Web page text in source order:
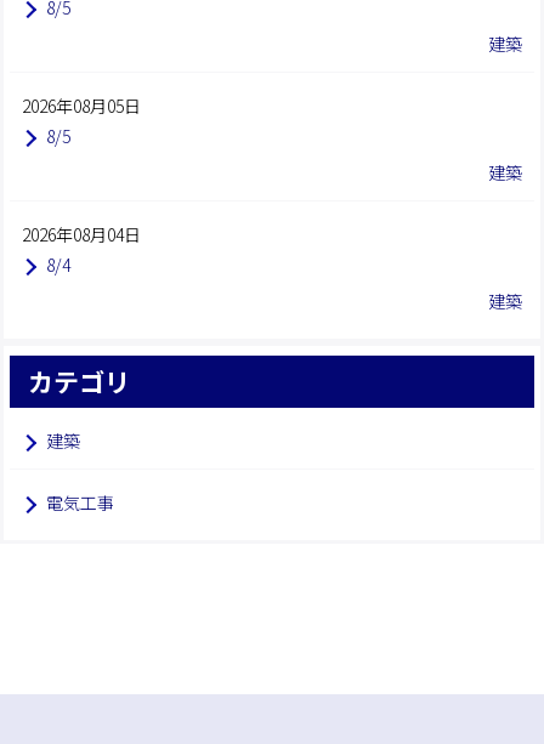
8/5
建築
2026年08月05日
8/5
建築
2026年08月04日
8/4
建築
カテゴリ
建築
電気工事